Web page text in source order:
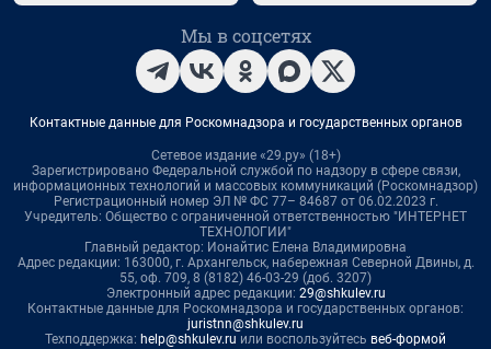
Мы в соцсетях
Контактные данные для Роскомнадзора и государственных органов
Сетевое издание «29.ру» (18+)
Зарегистрировано Федеральной службой по надзору в сфере связи,
информационных технологий и массовых коммуникаций (Роскомнадзор)
Регистрационный номер ЭЛ № ФС 77– 84687 от 06.02.2023 г.
Учредитель: Общество с ограниченной ответственностью "ИНТЕРНЕТ
ТЕХНОЛОГИИ"
Главный редактор: Ионайтис Елена Владимировна
Адрес редакции: 163000, г. Архангельск, набережная Северной Двины, д.
55, оф. 709, 8 (8182) 46-03-29 (доб. 3207)
Электронный адрес редакции: 29@shkulev.ru
Контактные данные для Роскомнадзора и государственных органов:
juristnn@shkulev.ru
Техподдержка: help@shkulev.ru или воспользуйтесь веб-формой